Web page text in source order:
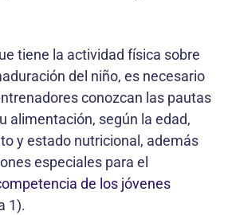
tiene la actividad física sobre
del niño, es necesario
conozcan las pautas
alimentación, según la edad,
y estado nutricional, además
especiales para el
de los jóvenes
1).